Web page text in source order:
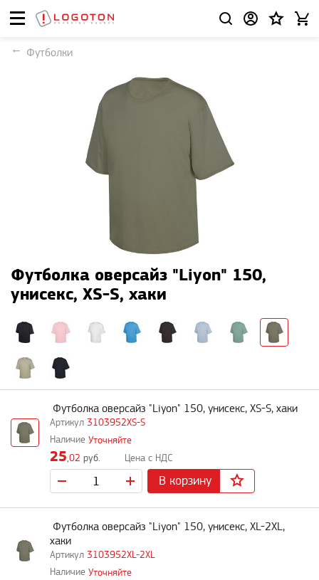
Футболки
Футболка оверсайз "Liyon" 150,
унисекс, XS-S, хаки
3103952XS-S
Футболка оверсайз "Liyon" 150, унисекс, XS-S, хаки
Уточняйте
25,02 руб.
В корзину
3103952XL-2XL
Футболка оверсайз "Liyon" 150, унисекс, XL-2XL,
хаки
Уточняйте